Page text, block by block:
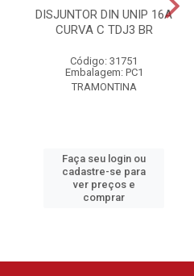
DISJUNTOR DIN UNIP 16A
CURVA C TDJ3 BR
Código: 31751
Embalagem: PC1
TRAMONTINA
Faça seu login ou
cadastre-se para
ver preços e
comprar